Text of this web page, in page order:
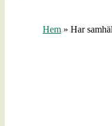
Hem » Har